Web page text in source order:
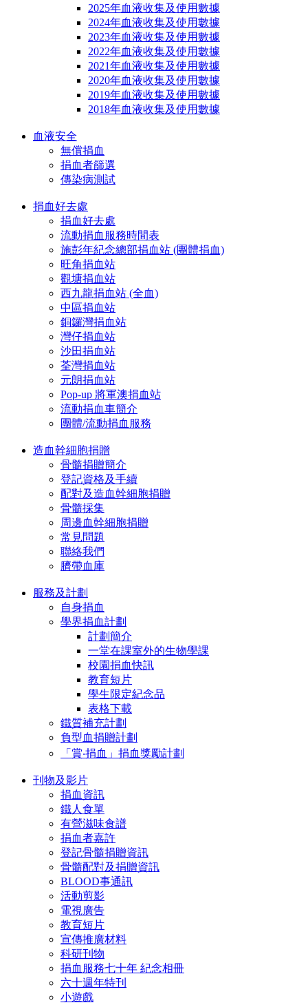
2025年血液收集及使用數據
2024年血液收集及使用數據
2023年血液收集及使用數據
2022年血液收集及使用數據
2021年血液收集及使用數據
2020年血液收集及使用數據
2019年血液收集及使用數據
2018年血液收集及使用數據
血液安全
無償捐血
捐血者篩選
傳染病測試
捐血好去處
捐血好去處
流動捐血服務時間表
施彭年紀念總部捐血站 (團體捐血)
旺角捐血站
觀塘捐血站
西九龍捐血站 (全血)
中區捐血站
銅鑼灣捐血站
灣仔捐血站
沙田捐血站
荃灣捐血站
元朗捐血站
Pop-up 將軍澳捐血站
流動捐血車簡介
團體/流動捐血服務
造血幹細胞捐贈
骨髓捐贈簡介
登記資格及手續
配對及造血幹細胞捐贈
骨髓採集
周邊血幹細胞捐贈
常見問題
聯絡我們
臍帶血庫
服務及計劃
自身捐血
學界捐血計劃
計劃簡介
一堂在課室外的生物學課
校園捐血快訊
教育短片
學生限定紀念品
表格下載
鐵質補充計劃
負型血捐贈計劃
「賞‧捐血」捐血獎勵計劃
刊物及影片
捐血資訊
鐵人食單
有營滋味食譜
捐血者嘉許
登記骨髓捐贈資訊
骨髓配對及捐贈資訊
BLOOD事通訊
活動剪影
電視廣告
教育短片
宣傳推廣材料
科研刊物
捐血服務七十年 紀念相冊
六十週年特刊
小遊戲